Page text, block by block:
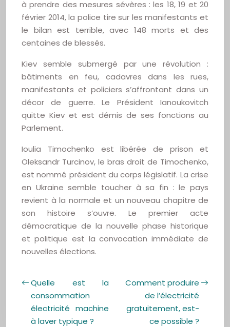
à prendre des mesures sévères : les 18, 19 et 20
février 2014, la police tire sur les manifestants et
le bilan est terrible, avec 148 morts et des
centaines de blessés.
Kiev semble submergé par une révolution :
bâtiments en feu, cadavres dans les rues,
manifestants et policiers s’affrontant dans un
décor de guerre. Le Président Ianoukovitch
quitte Kiev et est démis de ses fonctions au
Parlement.
Ioulia Timochenko est libérée de prison et
Oleksandr Turcinov, le bras droit de Timochenko,
est nommé président du corps législatif. La crise
en Ukraine semble toucher à sa fin : le pays
revient à la normale et un nouveau chapitre de
son histoire s’ouvre. Le premier acte
démocratique de la nouvelle phase historique
et politique est la convocation immédiate de
nouvelles élections.
Quelle est la
consommation
électricité machine
à laver typique ?
Comment produire
de l’électricité
gratuitement, est-
ce possible ?